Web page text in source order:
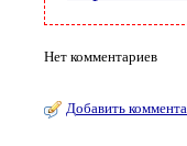
Нет комментариев
Добавить